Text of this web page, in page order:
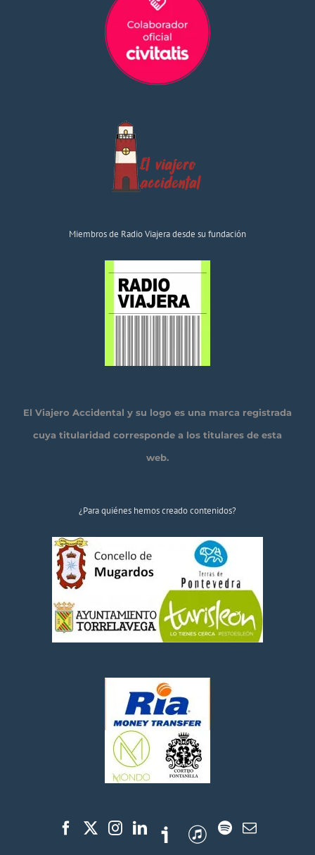
Miembros de Radio Viajera desde su fundación
El Viajero Accidental y su logo es una marca registrada
cuya titularidad corresponde a los titulares de esta
web.
¿Para quiénes hemos creado contenidos?